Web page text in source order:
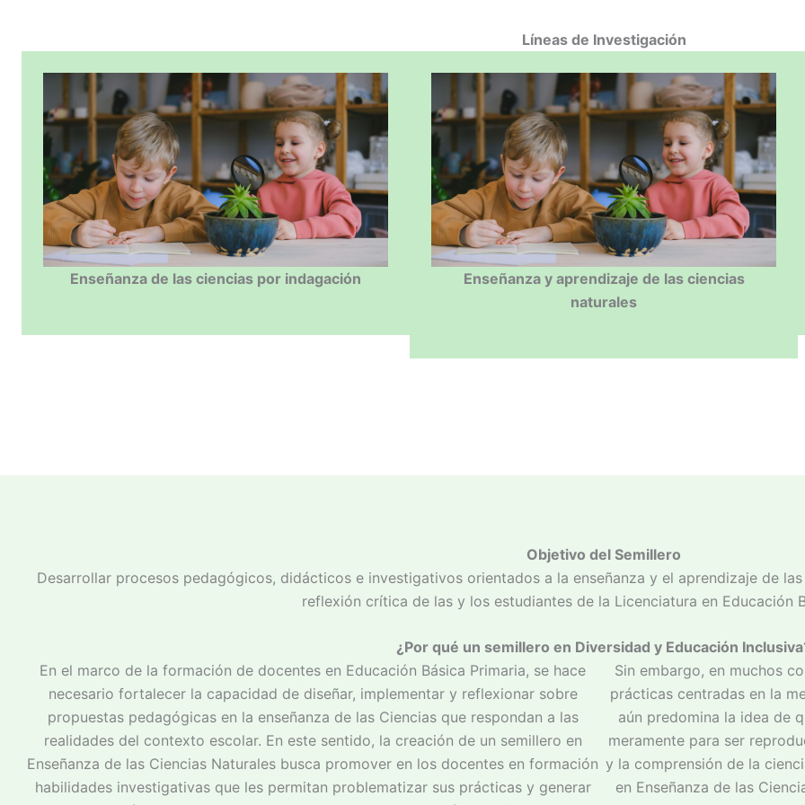
Líneas de Investigación
Enseñanza de las ciencias por indagación
Enseñanza y aprendizaje de las ciencias
naturales
Objetivo del Semillero
Desarrollar procesos pedagógicos, didácticos e investigativos orientados a la enseñanza y el aprendizaje de
reflexión crítica de las y los estudiantes de la Licenciatura en Educación
¿Por qué un semillero en Diversidad y Educación
En el marco de la formación de docentes en Educación Básica Primaria, se hace
necesario fortalecer la capacidad de diseñar, implementar y reflexionar sobre
propuestas pedagógicas en la enseñanza de las Ciencias que respondan a las
realidades del contexto escolar. En este sentido, la creación de un semillero en
Enseñanza de las Ciencias Naturales busca promover en los docentes en formación
habilidades investigativas que les permitan problematizar sus prácticas y generar
Sin embargo, en muchos
prácticas centradas en la
aún predomina la idea de
meramente para ser
y la comprensión de la
en Enseñanza de las